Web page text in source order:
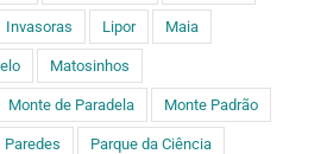
Invasoras Lipor Maia
Matosinhos
Monte de Paradela Monte Padrão
Paredes Parque da Ciência